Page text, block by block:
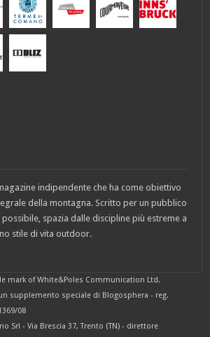
indipendente che ha come obiettivo
della montagna. Scritto per un pubblico
spazia dalle discipline più estreme a
stile di vita outdoor.
mark of White&Poles Communication Ltd.
supplemento speciale di Blogosphera - reg.
08
Srl - Via Brescia 37, Trento (TN) - direttore